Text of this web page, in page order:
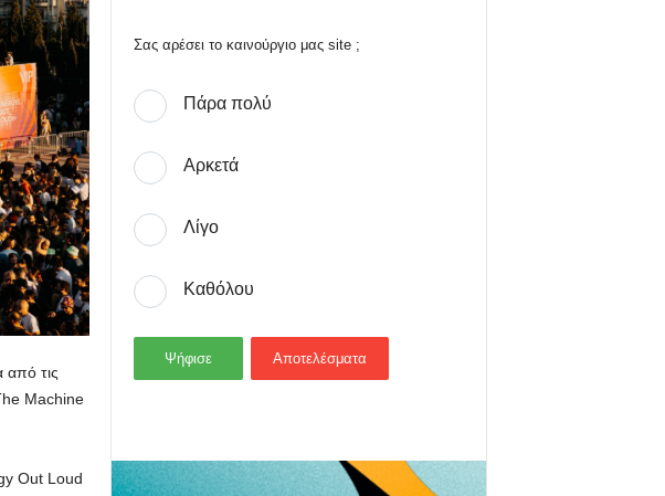
από τις
Machine
Out Loud
Σας αρέσει το καινούργιο μας site ;
Πάρα πολύ
Αρκετά
Λίγο
Καθόλου
Ψήφισε Αποτελέσματα
- Advertisement -